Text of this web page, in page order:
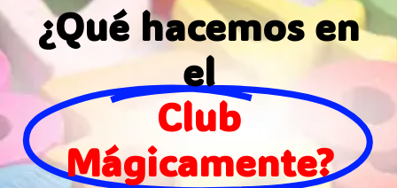
¿Qué hacemos en
el
Club
Mágicamente?